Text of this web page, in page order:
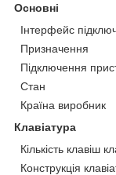
Основні
Інтерфейс
Призначення
Підключення
Стан
Країна виробник
Клавіатура
Кількість клавіш
Конструкція